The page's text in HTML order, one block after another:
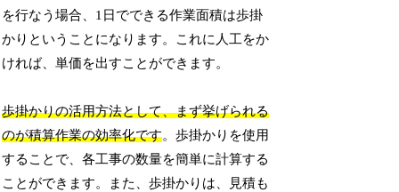
を行なう場合、1日でできる作業面積は歩掛
かりということになります。これに人工をか
ければ、単価を出すことができます。
歩掛かりの活用方法として、まず挙げられる
のが積算作業の効率化です。歩掛かりを使用
することで、各工事の数量を簡単に計算する
ことができます。また、歩掛かりは、見積も